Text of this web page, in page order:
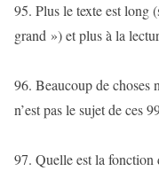
95. Plus le texte est long
grand ») et plus à la
96. Beaucoup de choses
n’est pas le sujet de ces
97. Quelle est la fonction